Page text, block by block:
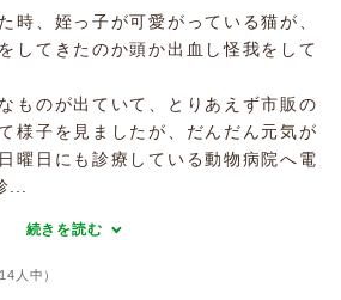
時、姪っ子が可愛がっている猫が、
してきたのか頭か出血し怪我をして
ものが出ていて、とりあえず市販の
様子を見ましたが、だんだん元気が
曜日にも診療している動物病院へ電
...
続きを読む
14 人中）